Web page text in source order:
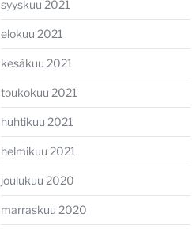
syyskuu 2021
elokuu 2021
kesäkuu 2021
toukokuu 2021
huhtikuu 2021
helmikuu 2021
joulukuu 2020
marraskuu 2020